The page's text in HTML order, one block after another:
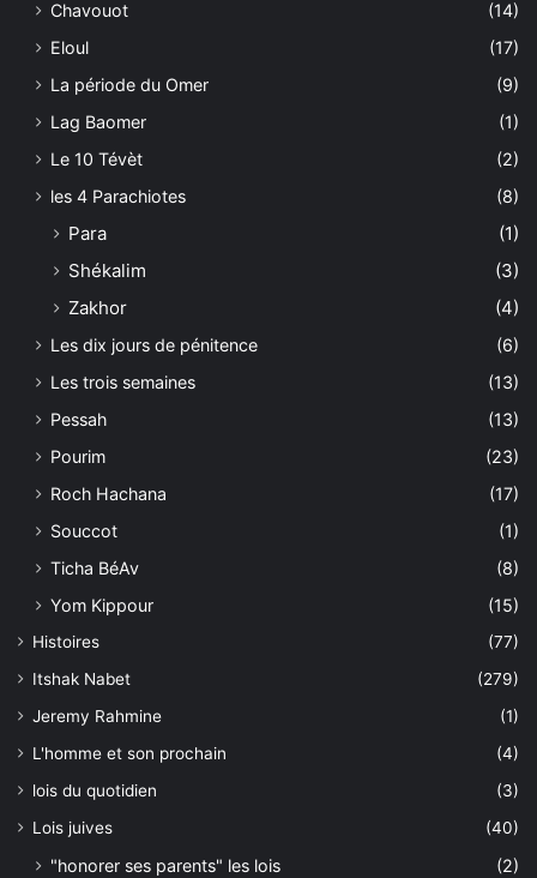
Chavouot
(14)
Eloul
(17)
La période du Omer
(9)
Lag Baomer
(1)
Le 10 Tévèt
(2)
les 4 Parachiotes
(8)
Para
(1)
Shékalim
(3)
Zakhor
(4)
Les dix jours de pénitence
(6)
Les trois semaines
(13)
Pessah
(13)
Pourim
(23)
Roch Hachana
(17)
Souccot
(1)
Ticha BéAv
(8)
Yom Kippour
(15)
Histoires
(77)
Itshak Nabet
(279)
Jeremy Rahmine
(1)
L'homme et son prochain
(4)
lois du quotidien
(3)
Lois juives
(40)
"honorer ses parents" les lois (2)